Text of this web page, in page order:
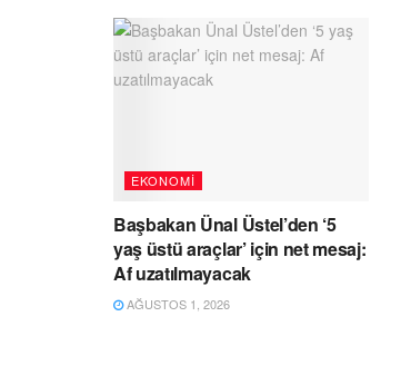
EKONOMI
Başbakan Ünal Üstel’den ‘5
yaş üstü araçlar’ için net mesaj:
Af uzatılmayacak
AĞUSTOS 1, 2026